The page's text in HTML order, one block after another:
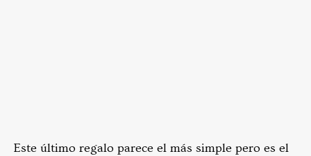
Este último regalo parece el más simple pero es el